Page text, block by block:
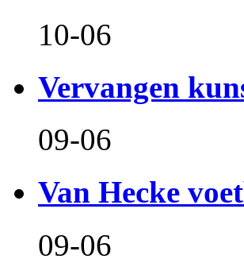
10-06
Vervangen
09-06
Van Hecke
09-06